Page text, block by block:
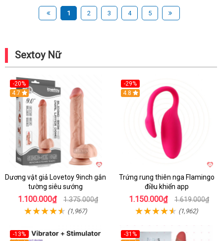
1 2 3 4 5
Sextoy Nữ
-20%
Hot
4.7
Dương vật giả Lovetoy 9inch gắn
tường siêu sướng
1.100.000₫ 1.375.000₫
(1,967)
-29%
Hot
4.8
Trứng rung thiên nga Flamingo
điều khiển app
1.150.000₫ 1.619.000₫
(1,962)
-13%
-31%